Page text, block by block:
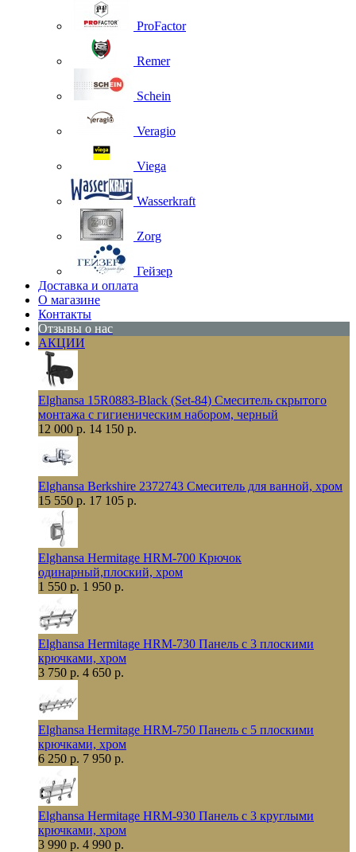
ProFactor
Remer
Schein
Veragio
Viega
Wasserkraft
Zorg
Гейзер
Доставка и оплата
О магазине
Контакты
Отзывы о нас
АКЦИИ
Elghansa 15R0883-Black (Set-84) Смеситель скрытого
монтажа с гигиеническим набором, черный
12 000 р. 14 150 р.
Elghansa Berkshire 2372743 Смеситель для ванной, хром
15 550 р. 17 105 р.
Elghansa Hermitage HRM-700 Крючок
одинарный,плоский, хром
1 550 р. 1 950 р.
Elghansa Hermitage HRM-730 Панель с 3 плоскими
крючками, хром
3 750 р. 4 650 р.
Elghansa Hermitage HRM-750 Панель с 5 плоскими
крючками, хром
6 250 р. 7 950 р.
Elghansa Hermitage HRM-930 Панель с 3 круглыми
крючками, хром
3 990 р. 4 990 р.